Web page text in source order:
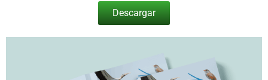
Descargar